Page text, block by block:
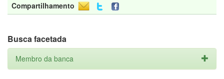
Compartilhamento
Busca facetada
Membro da banca